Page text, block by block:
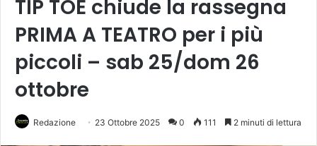
TIP TOE chiude la rassegna
PRIMA A TEATRO per i più
piccoli – sab 25/dom 26
ottobre
Redazione 23 Ottobre 2025 0 111 2 minuti di lettura